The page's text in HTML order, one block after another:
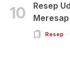
10
Resep
Resep